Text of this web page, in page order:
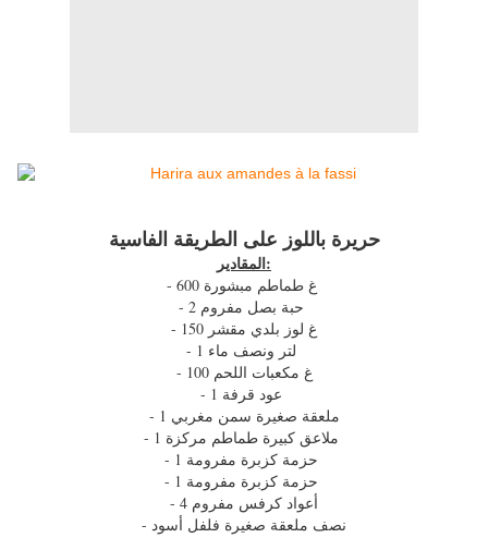
حريرة باللوز على الطريقة الفاسية
المقادير:
- 150 غ لوز بلدي مقشر
- 100 غ مكعبات اللحم
- 1 ملعقة صغيرة سمن مغربي
- 4 أعواد كرفس مفروم
- نصف ملعقة صغيرة فلفل أسود